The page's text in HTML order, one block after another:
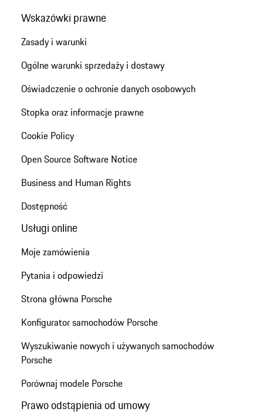
Wskazówki prawne
Zasady i warunki
Ogólne warunki sprzedaży i dostawy
Oświadczenie o ochronie danych osobowych
Stopka oraz informacje prawne
Cookie Policy
Open Source Software Notice
Business and Human Rights
Dostępność
Usługi online
Moje zamówienia
Pytania i odpowiedzi
Strona główna Porsche
Konfigurator samochodów Porsche
Wyszukiwanie nowych i używanych samochodów
Porsche
Porównaj modele Porsche
Prawo odstąpienia od umowy